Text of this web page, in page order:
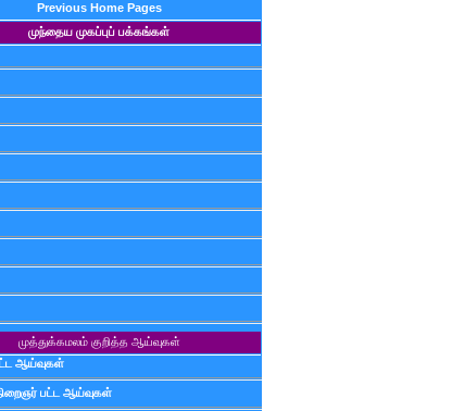
Previous Home Pages
முந்தைய முகப்புப் பக்கங்கள்
முத்துக்கமலம் குறித்த ஆய்வுகள்
ஆய்வுகள்
பட்ட ஆய்வுகள்